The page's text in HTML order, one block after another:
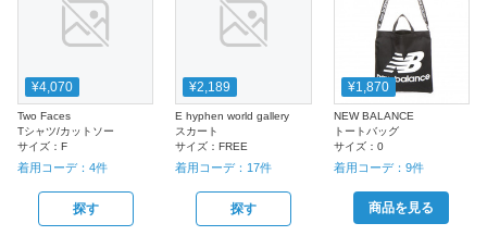
¥4,070
Two Faces
Tシャツ/カットソー
サイズ： F
着用コーデ： 4件
探す
¥2,189
E hyphen world gallery
スカート
サイズ：FREE
着用コーデ： 17件
探す
¥1,870
NEW BALANCE
トートバッグ
サイズ： 0
着用コーデ： 9件
商品を見る